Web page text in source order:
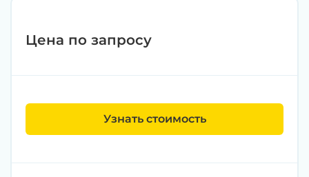
Цена по запросу
Узнать стоимость